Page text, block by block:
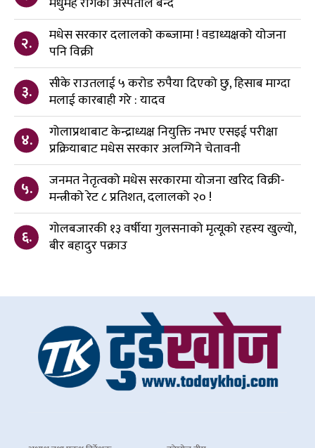
२.
मधेस सरकार दलालको कब्जामा ! वडाध्यक्षको योजना
पनि विक्री
३.
सीके राउतलाई ५ करोड रुपैया दिएको छु, हिसाब माग्दा
मलाई कारबाही गरे : यादव
४.
गोलाप्रथाबाट केन्द्राध्यक्ष नियुक्ति नभए एसइई परीक्षा
प्रक्रियाबाट मधेस सरकार अलग्गिने चेतावनी
५.
जनमत नेतृत्वको मधेस सरकारमा योजना खरिद विक्री-
मन्त्रीको रेट ८ प्रतिशत, दलालको २० !
६.
गोलबजारकी १३ वर्षीया गुलसनाको मृत्यूको रहस्य खुल्यो,
बीर बहादुर पक्राउ